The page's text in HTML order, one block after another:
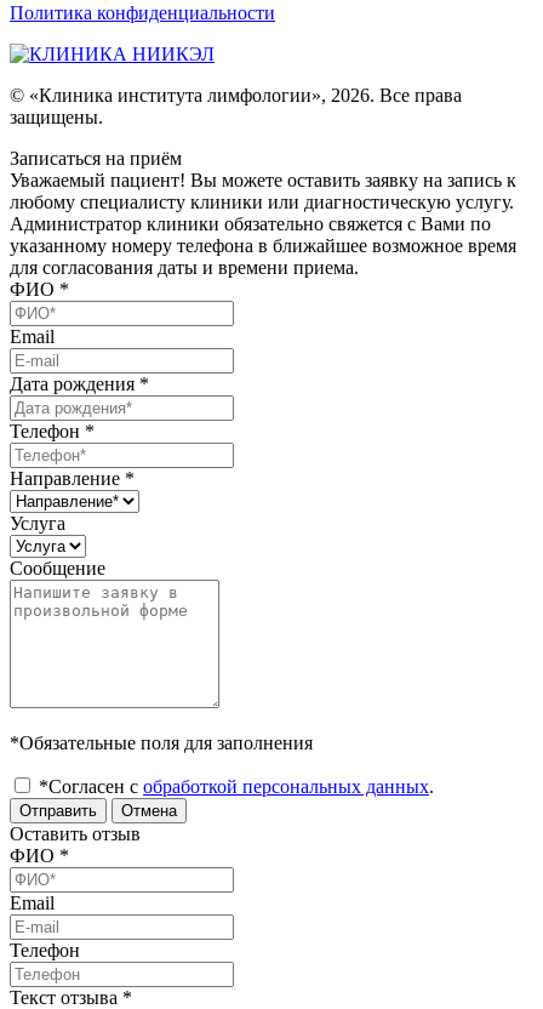
Политика конфиденциальности
© «Клиника института лимфологии», 2026. Все права
защищены.
Записаться на приём
Уважаемый пациент! Вы можете оставить заявку на запись к
любому специалисту клиники или диагностическую услугу.
Администратор клиники обязательно свяжется с Вами по
указанному номеру телефона в ближайшее возможное время
для согласования даты и времени приема.
ФИО *
Email
Дата рождения *
Телефон *
Направление *
Услуга
Сообщение
*Обязательные поля для заполнения
*Согласен с обработкой персональных данных.
Отправить Отмена
Оставить отзыв
ФИО *
Email
Телефон
Текст отзыва *